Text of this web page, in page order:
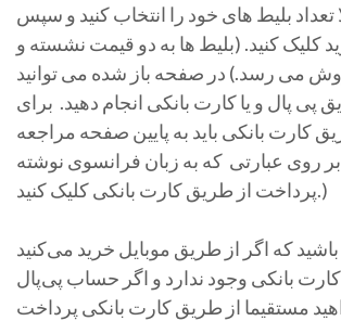
تعداد بلیط های خود را انتخاب کنید و سپس
کلیک کنید. (بلیط ها به دو قیمت نشسته و
می رسد.) در صفحه باز شده می توانید
پی پال و یا کارت بانکی انجام دهید. برای
کارت بانکی باید به پایین صفحه مراجعه
روی عبارتی که به زبان فرانسوی نوشته
پرداخت از طریق کارت بانکی کلیک کنید.)
که اگر از طریق موبایل خرید می‌کنید
کارت بانکی وجود ندارد و اگر حساب پی‌پال
مستقیما از طریق کارت بانکی پرداخت